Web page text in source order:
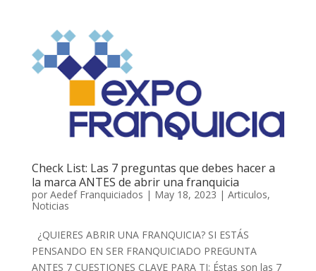
Check List: Las 7 preguntas que debes hacer a
la marca ANTES de abrir una franquicia
por Aedef Franquiciados | May 18, 2023 | Articulos,
Noticias
¿QUIERES ABRIR UNA FRANQUICIA? SI ESTÁS
PENSANDO EN SER FRANQUICIADO PREGUNTA
ANTES 7 CUESTIONES CLAVE PARA TI: Éstas son las 7